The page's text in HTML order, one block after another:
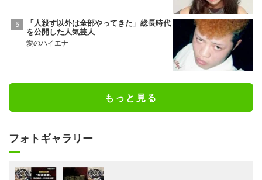
「人殺す以外は全部やってきた」総長時代
を公開した人気芸人
愛のハイエナ
もっと見る
フォトギャラリー